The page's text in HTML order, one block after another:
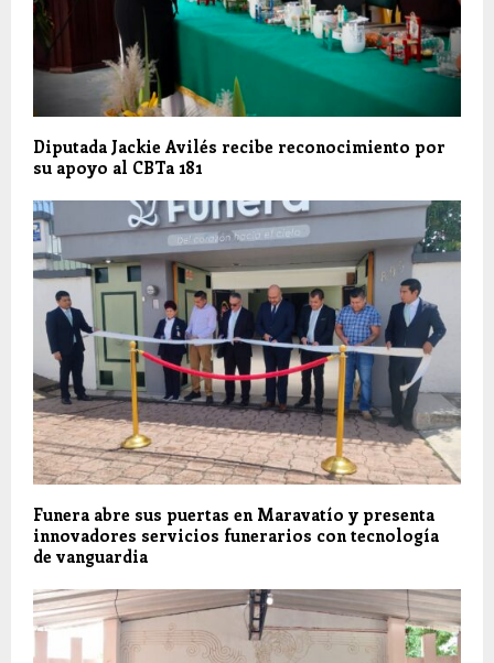
Diputada Jackie Avilés recibe reconocimiento por
su apoyo al CBTa 181
Funera abre sus puertas en Maravatío y presenta
innovadores servicios funerarios con tecnología
de vanguardia